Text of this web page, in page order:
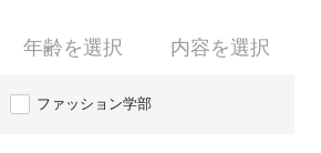
年齢を選択 内容を選択
ファッション学部